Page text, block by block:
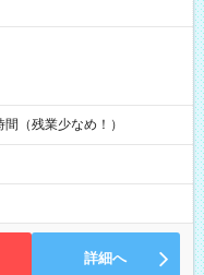
（残業少なめ！）
詳細へ